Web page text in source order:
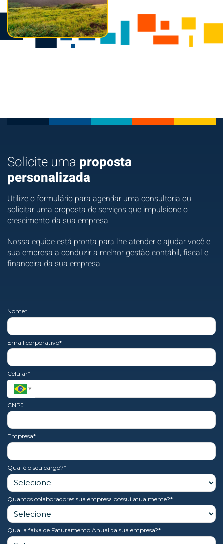
Solicite uma proposta
personalizada
Utilize o formulário para agendar uma consultoria ou
solicitar uma proposta de serviços que impulsione o
crescimento da sua empresa.
Nossa equipe está pronta para lhe atender e ajudar você e
sua empresa a conduzir a melhor gestão contábil, fiscal e
financeira da sua empresa.
Nome*
Email corporativo*
Celular*
CNPJ
Empresa*
Qual é o seu cargo?*
Quantos colaboradores sua empresa possui atualmente?*
Qual a faixa de Faturamento Anual da sua empresa?*